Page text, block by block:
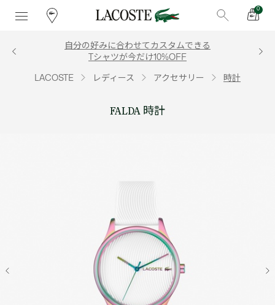
0
自分の好みに合わせてカスタムできる
Tシャツが今だけ10%OFF
LACOSTE レディース アクセサリー 時計
FALDA 時計